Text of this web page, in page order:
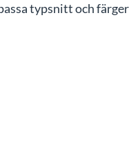
typsnitt och färger